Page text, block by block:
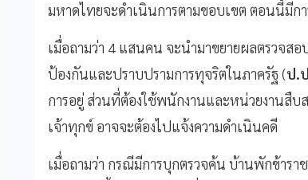
มหาดไทยจะดําเนินการตามขอบเขต ตอนนี้มีก
เมื่อถามว่า 4 แสนคน จะนํามาขยายผลตรวจส
ป้องกันและปราบปรามการทุจริตในภาครัฐ (ป.
การอยู่ ส่วนที่ต้องใช้พนักงานและหน่วยงานสืบ
เจ้าทุกข์ อาจจะต้องไปแจ้งความดําเนินคดี
เมื่อถามว่า กรณีมีการบุกตรวจค้น บ้านพักข้าร